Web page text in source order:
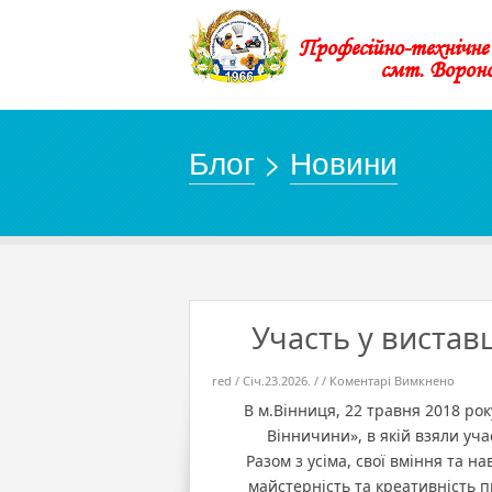
Професійно-
смт.
Блог>Новини
Участь у
red / Січ.23.2026. / / Коментарі Вимкнено
у
В м.Вінниця, 22 травня 2018
Вінничини», в якій взяли
Разом з усіма, свої вміння та
майстерність та